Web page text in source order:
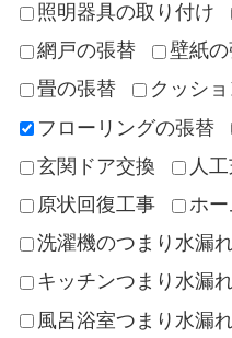
照明器具の取り付け
網戸の張替
壁紙
畳の張替
クッシ
フローリングの張替
玄関ドア交換
人
原状回復工事
ホ
洗濯機のつまり水漏
キッチンつまり水漏
風呂浴室つまり水漏